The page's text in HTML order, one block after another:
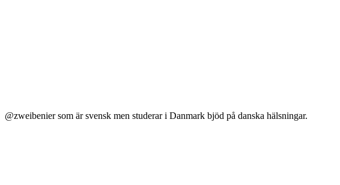
@zweibenier som är svensk men studerar i Danmark bjöd på danska hälsningar.